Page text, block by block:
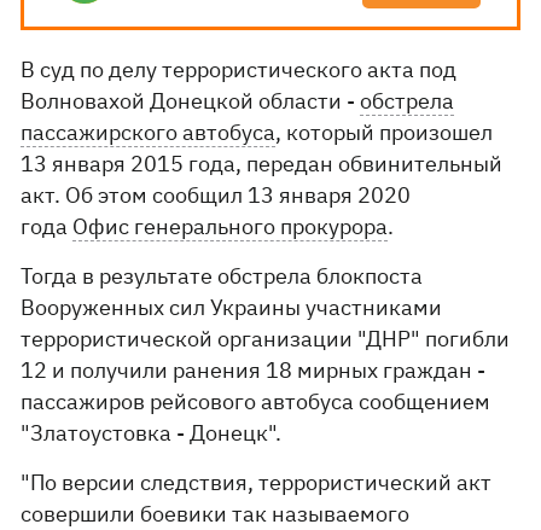
В суд по делу террористического акта под
Волновахой Донецкой области -обстрела
пассажирского автобуса, который произошел
13 января 2015 года, передан обвинительный
акт. Об этом сообщил 13 января 2020
года Офис генерального прокурора.
Тогда в результате обстрела блокпоста
Вооруженных сил Украины участниками
террористической организации "ДНР" погибли
12 и получили ранения 18 мирных граждан -
пассажиров рейсового автобуса сообщением
"Златоустовка - Донецк".
"По версии следствия, террористический акт
совершили боевики так называемого